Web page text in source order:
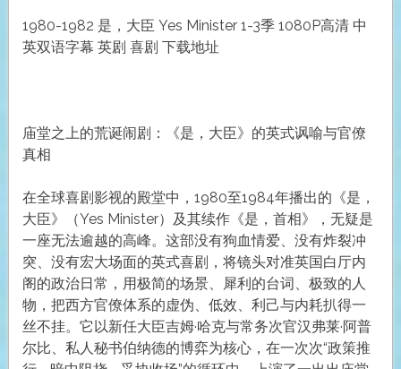
1980-1982 是，大臣 Yes Minister 1-3季 1080P高清 中
英双语字幕 英剧 喜剧 下载地址
庙堂之上的荒诞闹剧：《是，大臣》的英式讽喻与官僚
真相
在全球喜剧影视的殿堂中，1980至1984年播出的《是，
大臣》（Yes Minister）及其续作《是，首相》，无疑是
一座无法逾越的高峰。这部没有狗血情爱、没有炸裂冲
突、没有宏大场面的英式喜剧，将镜头对准英国白厅内
阁的政治日常，用极简的场景、犀利的台词、极致的人
物，把西方官僚体系的虚伪、低效、利己与内耗扒得一
丝不挂。它以新任大臣吉姆·哈克与常务次官汉弗莱·阿普
尔比、私人秘书伯纳德的博弈为核心，在一次次“政策推